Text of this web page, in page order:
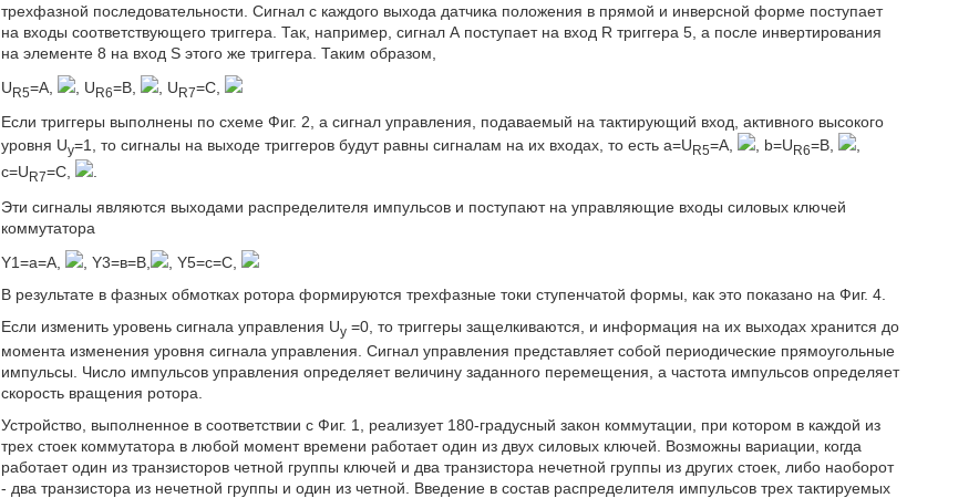
трехфазной последовательности. Сигнал с каждого выхода датчика положения в прямой и инверсной форме поступает
на входы соответствующего триггера. Так, например, сигнал А поступает на вход R триггера 5, а после инвертирования
на элементе 8 на вход S этого же триггера. Таким образом,
UR5=A, , UR6=B, , UR7=C,
Если триггеры выполнены по схеме Фиг. 2, а сигнал управления, подаваемый на тактирующий вход, активного высокого
уровня Uу=1, то сигналы на выходе триггеров будут равны сигналам на их входах, то есть a=U R5=A, , b=U R6=B,
,
c=UR7=C,
.
Эти сигналы являются выходами распределителя импульсов и поступают на управляющие входы силовых ключей
коммутатора
Y1=а=А,
, Y3=в=В,
, Y5=с=С,
В результате в фазных обмотках ротора формируются трехфазные токи ступенчатой формы, как это показано на Фиг. 4.
Если изменить уровень сигнала управления Uy=0, то триггеры защелкиваются, и информация на их выходах хранится до
момента изменения уровня сигнала управления. Сигнал управления представляет собой периодические прямоугольные
импульсы. Число импульсов управления определяет величину заданного перемещения, а частота импульсов определяет
скорость вращения ротора.
Устройство, выполненное в соответствии с Фиг. 1, реализует 180-градусный закон коммутации, при котором в каждой из
трех стоек коммутатора в любой момент времени работает один из двух силовых ключей. Возможны вариации, когда
работает один из транзисторов четной группы ключей и два транзистора нечетной группы из других стоек, либо наоборот
- два транзистора из нечетной группы и один из четной. Введение в состав распределителя импульсов трех тактируемых